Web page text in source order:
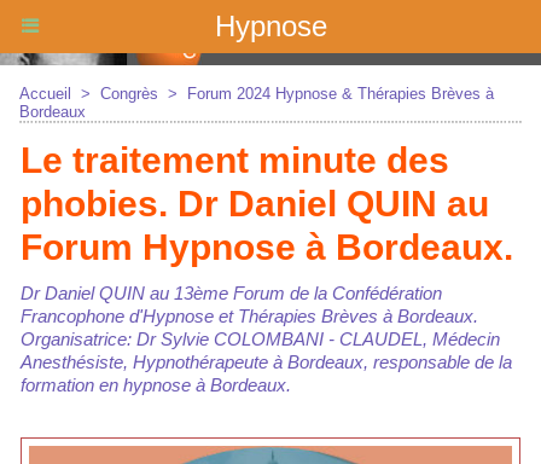
Hypnose
Accueil > Congrès >
Forum 2024 Hypnose & Thérapies Brèves à
Bordeaux
Le traitement minute des
phobies. Dr Daniel QUIN au
Forum Hypnose à Bordeaux.
Dr Daniel QUIN au 13ème Forum de la Confédération
Francophone d'Hypnose et Thérapies Brèves à Bordeaux.
Organisatrice: Dr Sylvie COLOMBANI - CLAUDEL, Médecin
Anesthésiste, Hypnothérapeute à Bordeaux, responsable de la
formation en hypnose à Bordeaux.